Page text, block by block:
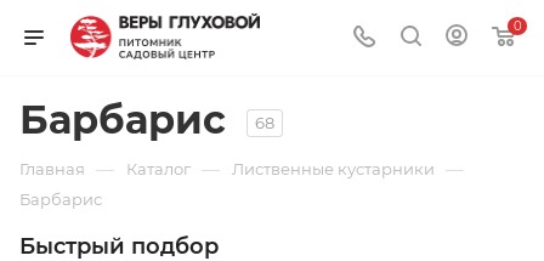
0
Барбарис 68
Главная — Каталог — Лиственные кустарники —
Барбарис
Быстрый подбор